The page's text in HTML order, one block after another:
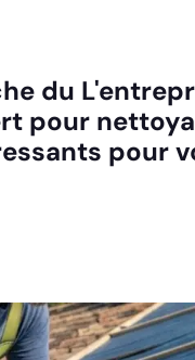
du
pour
pour